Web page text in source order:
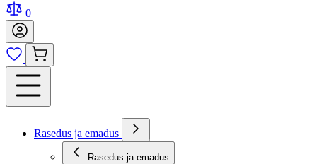
0
Rasedus ja emadus
Rasedus ja emadus